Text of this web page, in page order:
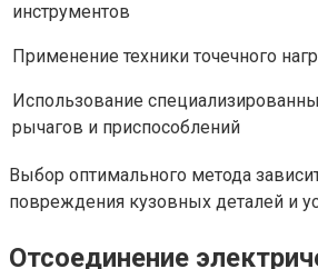
инструментов
Применение техники точечного
Использование
рычагов и приспособлений
Выбор оптимального метода
повреждения кузовных деталей и
Отсоединение